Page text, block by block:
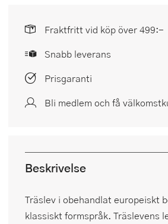
Fraktfritt vid köp över 499:-
Snabb leverans
Prisgaranti
Bli medlem och få
Beskrivelse
Träslev i obehandlat europeiskt
klassiskt formspråk. Träslevens